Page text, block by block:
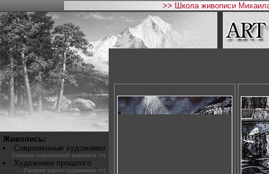
>> Школа живописи
Живопись:
Современные художники
(Галерея современной живописи >>)
Художники прошлого
(Галерея картин художников >>)